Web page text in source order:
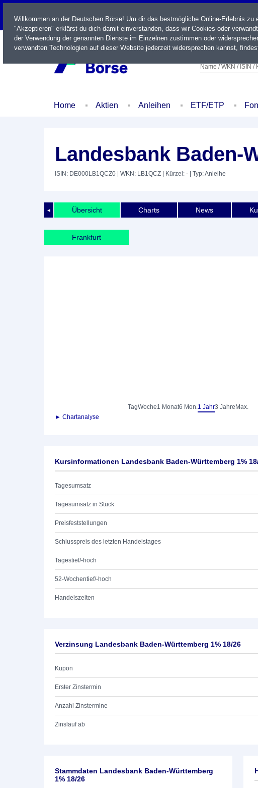
LIVE
Name / WKN / ISIN /
Home Aktien Anleihen ETF/ETP
Landesbank Baden-
ISIN: DE000LB1QCZ0 | WKN: LB1QCZ | Kürzel: - | Typ: Anleihe
◄ Übersicht Charts News
Frankfurt
TagWoche1 Monat6 Mon.1 Jahr3 Jahre Max.
► Chartanalyse
Kursinformationen Landesbank Baden-Württemberg 1%
Tagesumsatz
Tagesumsatz in Stück
Preisfeststellungen
Schlusspreis des letzten Handelstages
Tagestief/-hoch
52-Wochentief/-hoch
Handelszeiten
Verzinsung Landesbank Baden-Württemberg 1% 18/26
Kupon
Erster Zinstermin
Anzahl Zinstermine
Zinslauf ab
Stammdaten Landesbank Baden-Württemberg
1% 18/26
Willkommen an der Deutschen Börse! Um dir das bestmögliche Online-Erlebnis
"Akzeptieren" erklärst du dich damit einverstanden, dass wir Cookies oder
der Verwendung der genannten Dienste im Einzelnen zustimmen oder
verwandten Technologien auf dieser Website jederzeit widersprechen kannst,